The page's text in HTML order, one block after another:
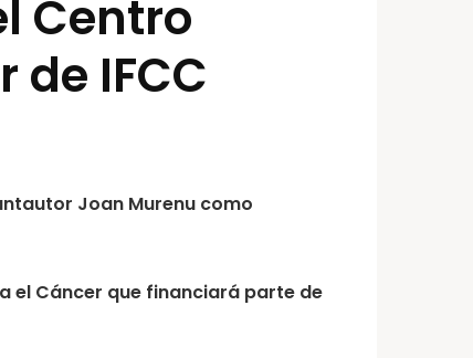
Centro
IFCC
Joan Murenu como
el Cáncer que financiará parte de